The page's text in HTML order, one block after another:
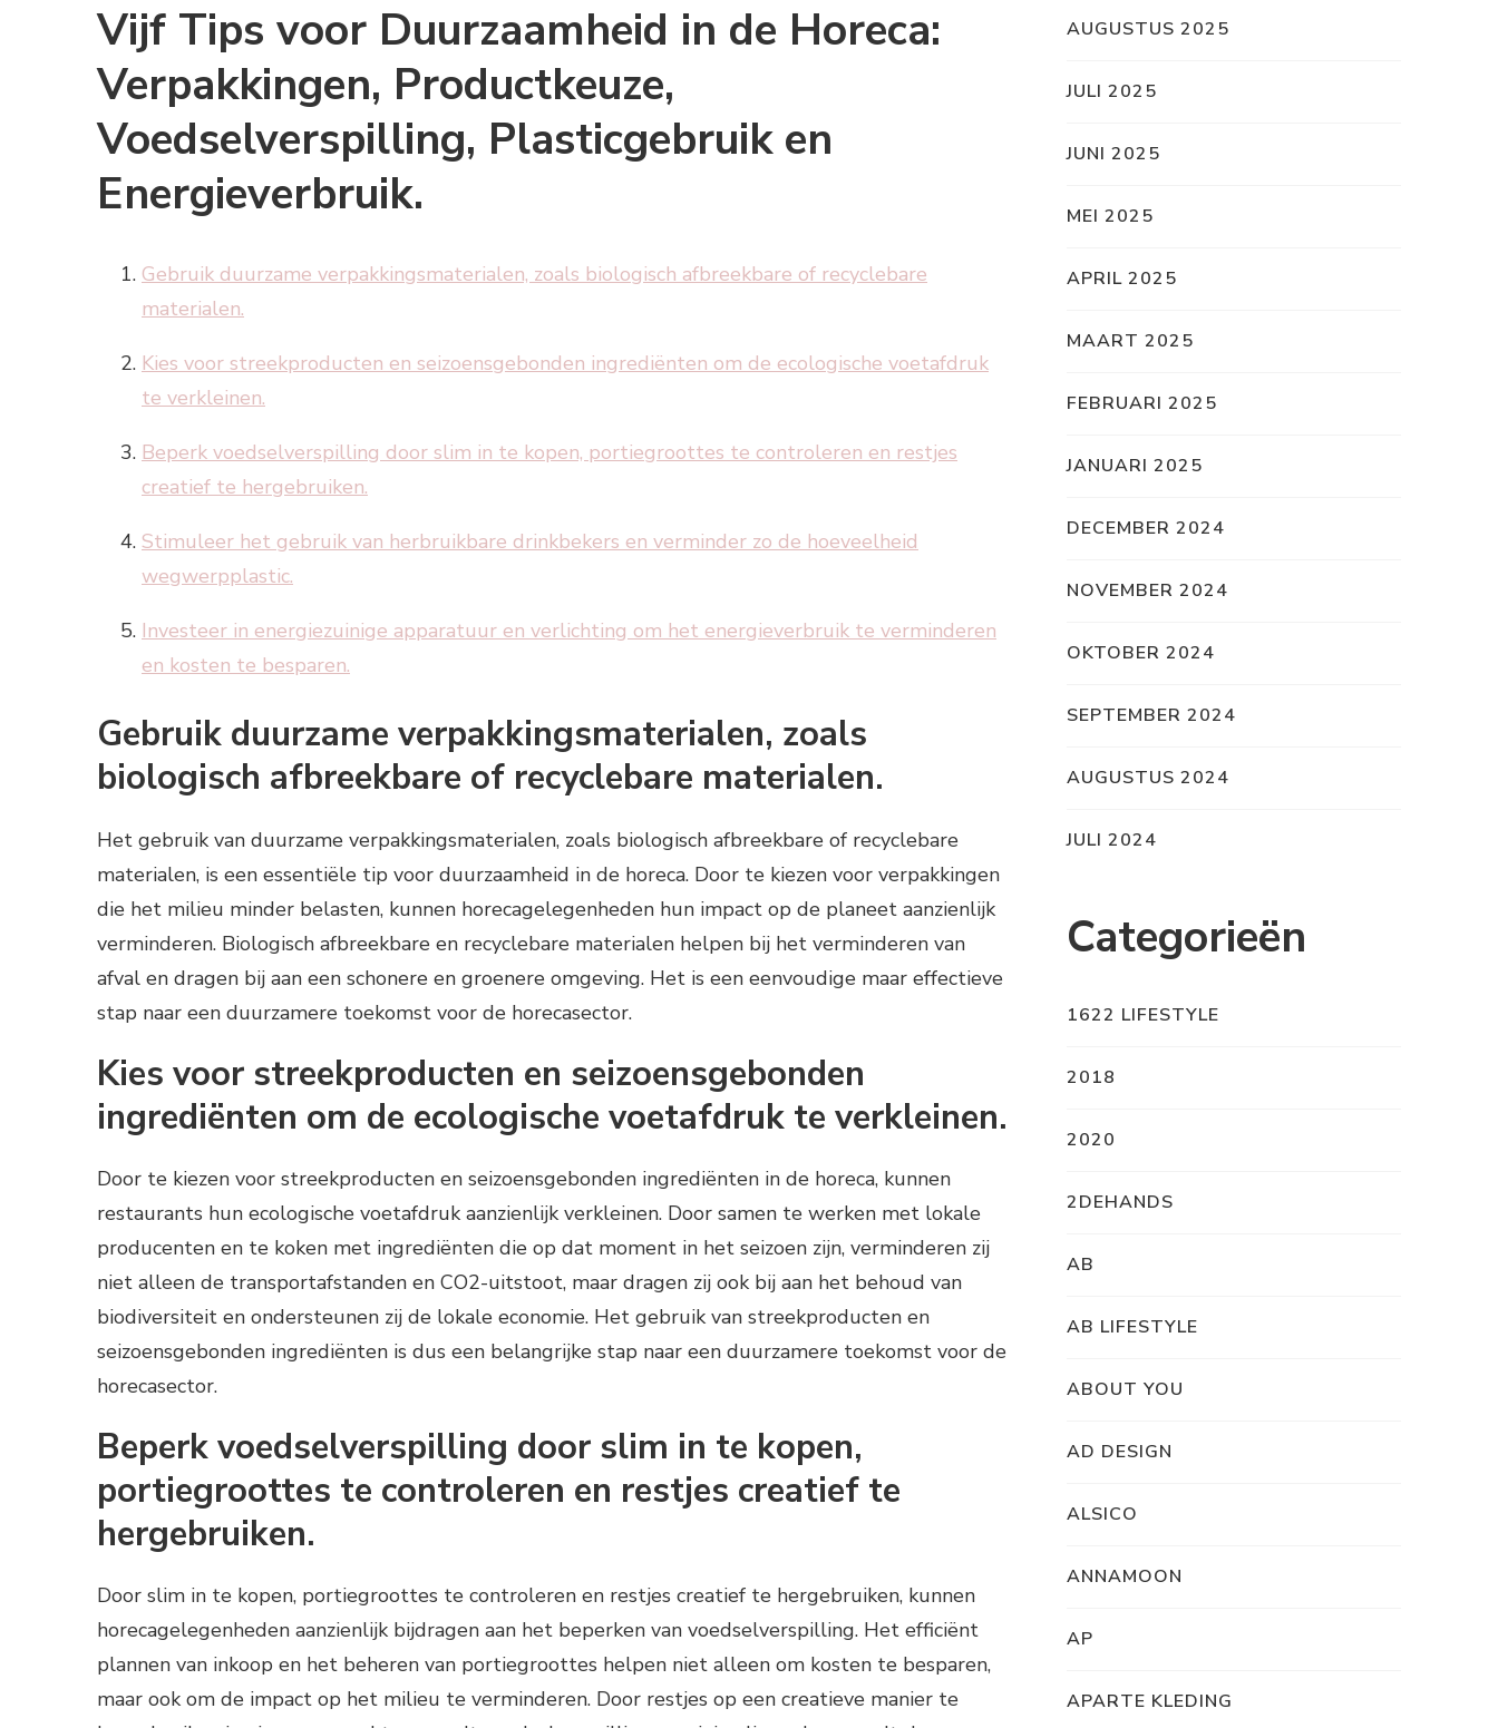
Vijf Tips voor Duurzaamheid in de Horeca:
Verpakkingen, Productkeuze,
Voedselverspilling, Plasticgebruik en
Energieverbruik.
Gebruik duurzame verpakkingsmaterialen, zoals biologisch afbreekbare of recyclebare
materialen.
Kies voor streekproducten en seizoensgebonden ingrediënten om de ecologische voetafdruk
te verkleinen.
Beperk voedselverspilling door slim in te kopen, portiegroottes te controleren en restjes
creatief te hergebruiken.
Stimuleer het gebruik van herbruikbare drinkbekers en verminder zo de hoeveelheid
wegwerpplastic.
Investeer in energiezuinige apparatuur en verlichting om het energieverbruik te verminderen
en kosten te besparen.
Gebruik duurzame verpakkingsmaterialen, zoals
biologisch afbreekbare of recyclebare materialen.
Het gebruik van duurzame verpakkingsmaterialen, zoals biologisch afbreekbare of recyclebare
materialen, is een essentiële tip voor duurzaamheid in de horeca. Door te kiezen voor verpakkingen
die het milieu minder belasten, kunnen horecagelegenheden hun impact op de planeet aanzienlijk
verminderen. Biologisch afbreekbare en recyclebare materialen helpen bij het verminderen van
afval en dragen bij aan een schonere en groenere omgeving. Het is een eenvoudige maar effectieve
stap naar een duurzamere toekomst voor de horecasector.
Kies voor streekproducten en seizoensgebonden
ingrediënten om de ecologische voetafdruk te verkleinen.
Door te kiezen voor streekproducten en seizoensgebonden ingrediënten in de horeca, kunnen
restaurants hun ecologische voetafdruk aanzienlijk verkleinen. Door samen te werken met lokale
producenten en te koken met ingrediënten die op dat moment in het seizoen zijn, verminderen zij
niet alleen de transportafstanden en CO2-uitstoot, maar dragen zij ook bij aan het behoud van
biodiversiteit en ondersteunen zij de lokale economie. Het gebruik van streekproducten en
seizoensgebonden ingrediënten is dus een belangrijke stap naar een duurzamere toekomst voor de
horecasector.
Beperk voedselverspilling door slim in te kopen,
portiegroottes te controleren en restjes creatief te
hergebruiken.
Door slim in te kopen, portiegroottes te controleren en restjes creatief te hergebruiken, kunnen
horecagelegenheden aanzienlijk bijdragen aan het beperken van voedselverspilling. Het efficiënt
plannen van inkoop en het beheren van portiegroottes helpen niet alleen om kosten te besparen,
maar ook om de impact op het milieu te verminderen. Door restjes op een creatieve manier te
AUGUSTUS 2025
JULI 2025
JUNI 2025
MEI 2025
APRIL 2025
MAART 2025
FEBRUARI 2025
JANUARI 2025
DECEMBER 2024
NOVEMBER 2024
OKTOBER 2024
SEPTEMBER 2024
AUGUSTUS 2024
JULI 2024
Categorieën
1622 LIFESTYLE
2018
2020
2DEHANDS
AB
AB LIFESTYLE
ABOUT YOU
AD DESIGN
ALSICO
ANNAMOON
AP
APARTE KLEDING